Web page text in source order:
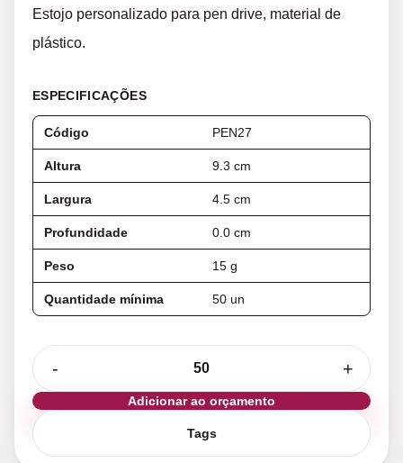
Estojo personalizado para pen drive, material de
plástico.
ESPECIFICAÇÕES
Código PEN27
Altura 9.3 cm
Largura 4.5 cm
Profundidade 0.0 cm
Peso 15 g
Quantidade mínima 50 un
- +
Adicionar ao orçamento
Tags